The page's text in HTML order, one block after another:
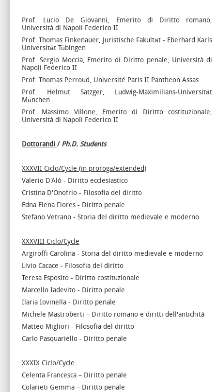
Prof. Lucio De Giovanni, Emerito di Diritto romano,
Università di Napoli Federico II
Prof. Thomas Finkenauer, Juristische Fakultät - Eberhard Karls
Universität Tübingen
Prof. Sergio Moccia, Emerito di Diritto penale, Università di
Napoli Federico II
Prof. Thomas Perroud, Université Paris II Pantheon Assas
Prof. Helmut Satzger, Ludwig-Maximilians-Universität
München
Prof. Massimo Villone, Emerito di Diritto costituzionale,
Università di Napoli Federico II
Dottorandi / Ph.D. Students
XXXVII Ciclo/Cycle (in proroga/extended)
Valerio D'Alò - Diritto ecclesiastico
Cristina D'Onofrio - Filosofia del diritto
Edna Elena Flores - Diritto penale
Stefano Vetrano - Storia del diritto medievale e moderno
XXXVIII Ciclo/Cycle
Argiroffi Carolina - Storia del diritto medievale e moderno
Livio Cacace - Filosofia del diritto
Teresa Esposito - Diritto costituzionale
Marcello Iadevito - Diritto penale
Ilaria Iovinella - Diritto penale
Michele Mastroberti – Diritto romano e diritti dell'antichità
Matteo Migliori - Filosofia del diritto
Carlo Pasquariello - Diritto penale
XXXIX Ciclo/Cycle
Celenta Francesca – Diritto penale
Colarieti Gemma – Diritto penale